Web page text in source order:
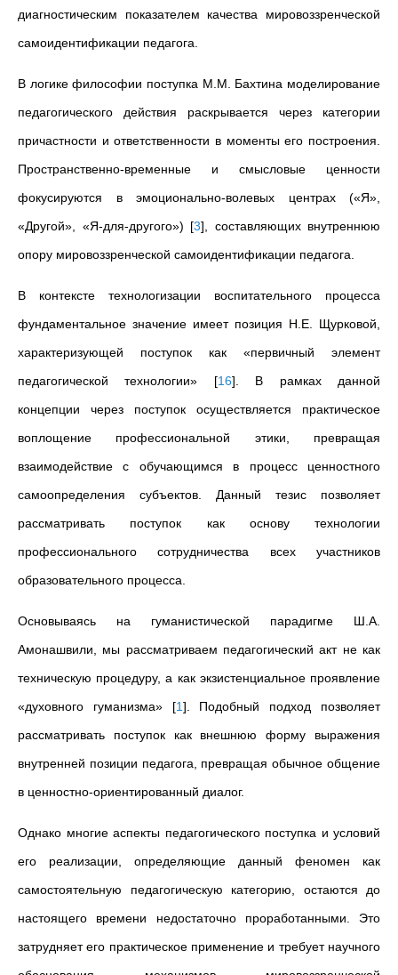
диагностическим показателем качества мировоззренческой
самоидентификации педагога.
В логике философии поступка М.М. Бахтина моделирование
педагогического действия раскрывается через категории
причастности и ответственности в моменты его построения.
Пространственно-временные и смысловые ценности
фокусируются в эмоционально-волевых центрах («Я»,
«Другой», «Я-для-другого») [3] , составляющих внутреннюю
опору мировоззренческой самоидентификации педагога.
В контексте технологизации воспитательного процесса
фундаментальное значение имеет позиция Н.Е. Щурковой,
характеризующей поступок как «первичный элемент
педагогической технологии» [16] . В рамках данной
концепции через поступок осуществляется практическое
воплощение профессиональной этики, превращая
взаимодействие с обучающимся в процесс ценностного
самоопределения субъектов. Данный тезис позволяет
рассматривать поступок как основу технологии
профессионального сотрудничества всех участников
образовательного процесса.
Основываясь на гуманистической парадигме Ш.А.
Амонашвили, мы рассматриваем педагогический акт не как
техническую процедуру, а как экзистенциальное проявление
«духовного гуманизма» [1] . Подобный подход позволяет
рассматривать поступок как внешнюю форму выражения
внутренней позиции педагога, превращая обычное общение
в ценностно-ориентированный диалог.
Однако многие аспекты педагогического поступка и условий
его реализации, определяющие данный феномен как
самостоятельную педагогическую категорию, остаются до
настоящего времени недостаточно проработанными. Это
затрудняет его практическое применение и требует научного